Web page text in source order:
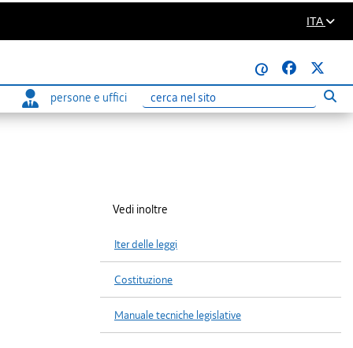
ITA
@
persone e uffici
Ricerca
Vedi inoltre
Iter delle leggi
Costituzione
Manuale tecniche legislative